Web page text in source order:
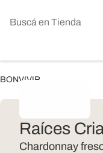
BONVIVIR
Raíces
Chardonnay